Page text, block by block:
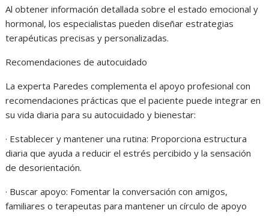
Al obtener información detallada sobre el estado emocional y
hormonal, los especialistas pueden diseñar estrategias
terapéuticas precisas y personalizadas.
Recomendaciones de autocuidado
La experta Paredes complementa el apoyo profesional con
recomendaciones prácticas que el paciente puede integrar en
su vida diaria para su autocuidado y bienestar:
· Establecer y mantener una rutina: Proporciona estructura
diaria que ayuda a reducir el estrés percibido y la sensación
de desorientación.
· Buscar apoyo: Fomentar la conversación con amigos,
familiares o terapeutas para mantener un círculo de apoyo